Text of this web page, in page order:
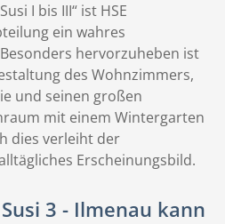
I bis III“ ist HSE
ein wahres
hervorzuheben ist
des Wohnzimmers,
und seinen großen
mit einem Wintergarten
dies verleiht der
Erscheinungsbild.
3 - Ilmenau kann